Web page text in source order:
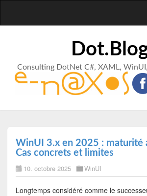
Consulting DotNet C#, XAML,
WinUI 3.x en 2025 : maturité
Cas concrets et limites
10. octobre 2025 WinUI
Longtemps considéré comme le